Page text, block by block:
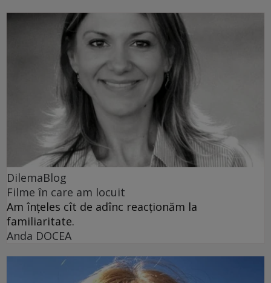
DilemaBlog
Filme în care am locuit
Am înțeles cît de adînc reacționăm la
familiaritate.
Anda DOCEA